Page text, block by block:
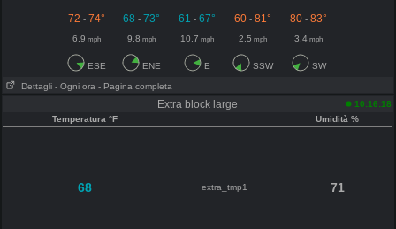
72 - 74° 68 - 73° 61 -67° 60 -81° 80 -83°
6.9 mph 9.8 mph 10.7 mph 2.5 mph 3.4 mph
ESE ENE E SSW SW
Dettagli - Ogni ora - Pagina completa
Extra block large
10:16:18
Temperatura °F
Umidità %
68 extra_tmp1 71